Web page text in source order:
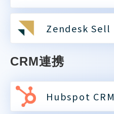
Zendesk Sell
CRM連携
Hubspot CRM